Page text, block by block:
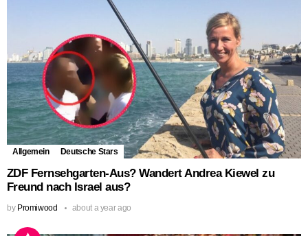
Allgemein Deutsche Stars
ZDF Fernsehgarten-Aus? Wandert Andrea Kiewel zu
Freund nach Israel aus?
by Promiwood about a year ago